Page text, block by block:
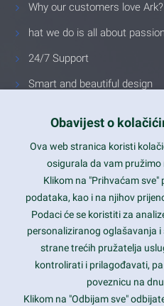
Why our customers love Ark?
hat we do is all about passion
24/7 Support
Smart and beautiful design
Latest trends and much
Contact Info
1600 Amphitheatre Parkway,
prothemes.net@gmail.com
Obavijest o
Ova web stranica koristi
osigurala da vam
Klikom na "Prihvaćam
podataka, kao i na njihov
Podaci će se koristiti za
personaliziranog oglašavanja
strane trećih pružatelja
kontrolirati i prilagođavati,
poveznicu na
Klikom na "Odbijam sve"